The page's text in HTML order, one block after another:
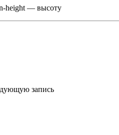
height — высоту
запись